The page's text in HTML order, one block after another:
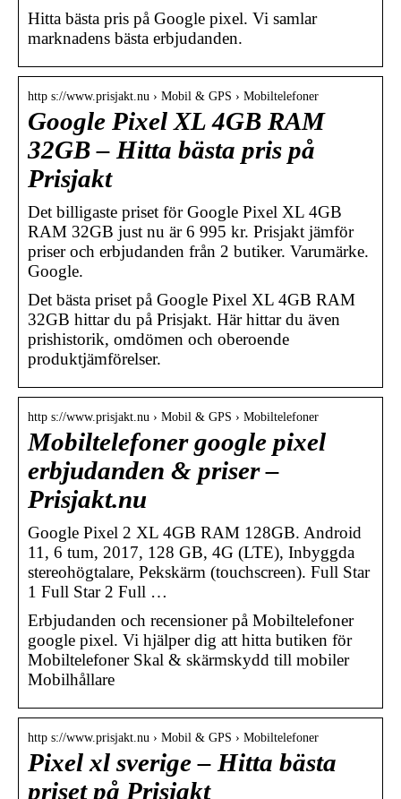
Hitta bästa pris på Google pixel. Vi samlar
marknadens bästa erbjudanden.
http s://www.prisjakt.nu › Mobil & GPS › Mobiltelefoner
Google Pixel XL 4GB RAM
32GB – Hitta bästa pris på
Prisjakt
Det billigaste priset för Google Pixel XL 4GB
RAM 32GB just nu är 6 995 kr. Prisjakt jämför
priser och erbjudanden från 2 butiker. Varumärke.
Google.
Det bästa priset på Google Pixel XL 4GB RAM
32GB hittar du på Prisjakt. Här hittar du även
prishistorik, omdömen och oberoende
produktjämförelser.
http s://www.prisjakt.nu › Mobil & GPS › Mobiltelefoner
Mobiltelefoner google pixel
erbjudanden & priser –
Prisjakt.nu
Google Pixel 2 XL 4GB RAM 128GB. Android
11, 6 tum, 2017, 128 GB, 4G (LTE), Inbyggda
stereohögtalare, Pekskärm (touchscreen). Full Star
1 Full Star 2 Full …
Erbjudanden och recensioner på Mobiltelefoner
google pixel. Vi hjälper dig att hitta butiken för
Mobiltelefoner Skal & skärmskydd till mobiler
Mobilhållare
http s://www.prisjakt.nu › Mobil & GPS › Mobiltelefoner
Pixel xl sverige – Hitta bästa
priset på Prisjakt